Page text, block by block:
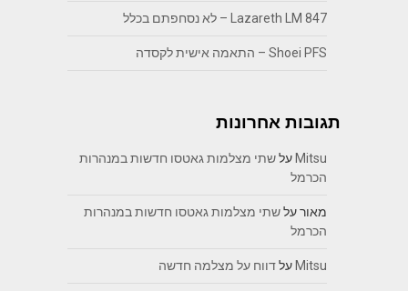
Lazareth LM 847 – לא נסחפתם בכלל
Shoei PFS – התאמה אישית לקסדה
תגובות אחרונות
Mitsu עלשתי מצלמות גאטסו חדשות במנהרות
הכרמל
מאורעלשתי מצלמות גאטסו חדשות במנהרות
הכרמל
Mitsu עלדווח על מצלמה חדשה